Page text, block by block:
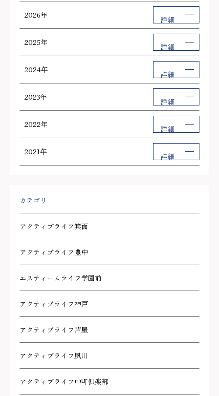
2026年 詳細
2025年 詳細
2024年 詳細
2023年 詳細
2022年 詳細
2021年 詳細
カテゴリ
アクティブライフ箕面
アクティブライフ豊中
エスティームライフ学園前
アクティブライフ神戸
アクティブライフ芦屋
アクティブライフ夙川
アクティブライフ中町倶楽部